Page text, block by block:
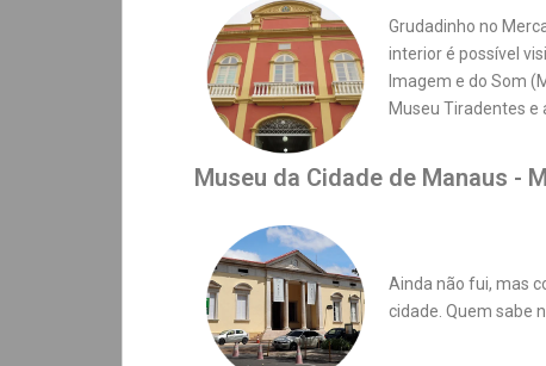
Grudadinho no
interior é possível
Imagem e do Som
Museu Tiradentes e
Museu da Cidade de Manaus -
Ainda não fui, mas
cidade. Quem sabe